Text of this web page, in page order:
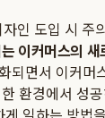
인 도입 시 주
이커머스의 새
되면서 이커머
환경에서 성